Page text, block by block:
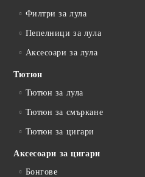
Филтри за лула
Пепелници за лула
Аксесоари за лула
Тютюн
Тютюн за лула
Тютюн за смъркане
Тютюн за цигари
Аксесоари за цигари
Бонгове